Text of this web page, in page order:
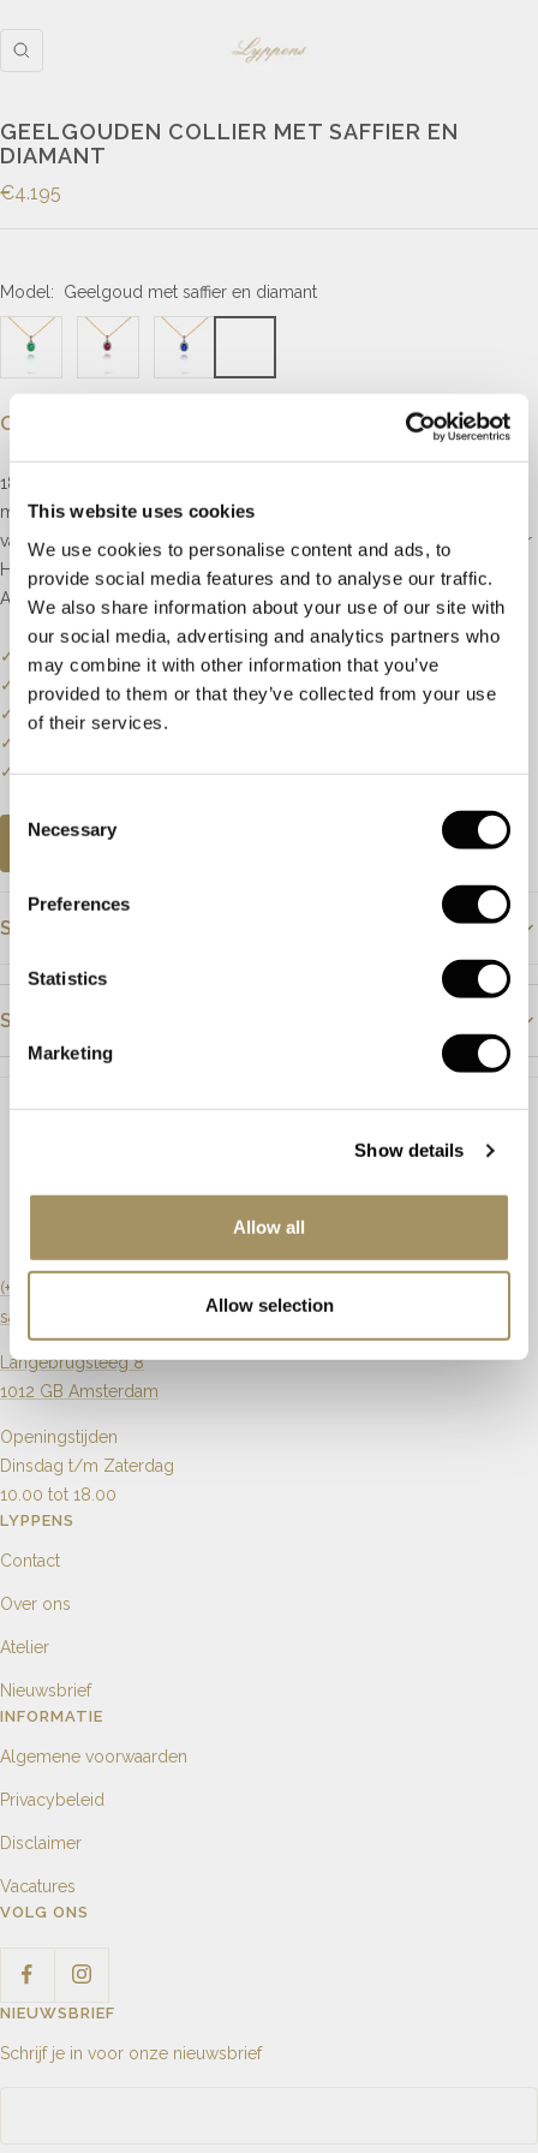
This website uses cookies
We use cookies to personalise content and ads, to
provide social media features and to analyse our traffic.
We also share information about your use of our site with
our social media, advertising and analytics partners who
may combine it with other information that you’ve
provided to them or that they’ve collected from your use
of their services.
Selection
Necessary
Preferences
Statistics
Marketing
Show details
Allow all
Allow selection
GEELGOUDEN COLLIER MET SAFFIER EN
DIAMANT
€4.195
Model: Geelgoud met saffier en diamant
Omschrijving
18kt geelgouden anker collier met een hanger in het midden gezet
met een ovale gefacetteerde saffier van 7 x 5mm in een entourage
van briljant geslepen diamant met een totaalgewicht van 0.19ct, kleur
H, zuiverheid VS.
Afmetingen hanger: 15 x 8mm
✓
Onze website dient als online etalage.
✓
Bel of mail ons voor de actuele voorraadstatus.
✓
Prijzen kunnen onderhevig zijn aan veranderingen.
✓
✓Bezoek onze winkel voor de volledige collectie.
AFSPRAAK PLANNEN
Specificaties
Prijs
Artikelnummer 66233
Steendetails
Karaat
Aantal 1 19
(+31) 20 6270901
sales@lyppens.nl
Langebrugsteeg 8
1012 GB Amsterdam
Openingstijden
Dinsdag t/m Zaterdag
10.00 tot 18.00
LYPPENS
Contact
Over ons
Atelier
Nieuwsbrief
INFORMATIE
Algemene voorwaarden
Privacybeleid
Disclaimer
Vacatures
VOLG ONS
NIEUWSBRIEF
Schrijf je in voor onze nieuwsbrief